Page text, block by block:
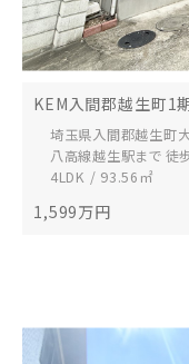
KEM入間郡越生町1
埼玉県入間郡越生町
八高線越生駅まで 徒
4LDK / 93.56㎡
1,599万円